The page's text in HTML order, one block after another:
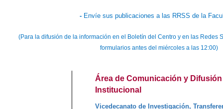
- Envíe sus publicaciones a las RRSS de la
(Para la difusión de la información en el Boletín del Centro y en las Redes
formularios antes del miércoles a las 12:00)
Área de Comunicación y Difusión
Institucional
Vicedecanato de Investigación,